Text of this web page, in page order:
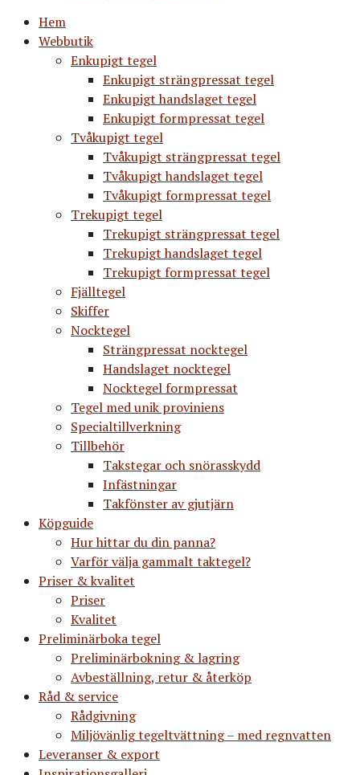
Hem
Webbutik
Enkupigt tegel
Enkupigt strängpressat tegel
Enkupigt handslaget tegel
Enkupigt formpressat tegel
Tvåkupigt tegel
Tvåkupigt strängpressat tegel
Tvåkupigt handslaget tegel
Tvåkupigt formpressat tegel
Trekupigt tegel
Trekupigt strängpressat tegel
Trekupigt handslaget tegel
Trekupigt formpressat tegel
Fjälltegel
Skiffer
Nocktegel
Strängpressat nocktegel
Handslaget nocktegel
Nocktegel formpressat
Tegel med unik proviniens
Specialtillverkning
Tillbehör
Takstegar och snörasskydd
Infästningar
Takfönster av gjutjärn
Köpguide
Hur hittar du din panna?
Varför välja gammalt taktegel?
Priser & kvalitet
Priser
Kvalitet
Preliminärboka tegel
Preliminärbokning & lagring
Avbeställning, retur & återköp
Råd & service
Rådgivning
Miljövänlig tegeltvättning – med regnvatten
Leveranser & export